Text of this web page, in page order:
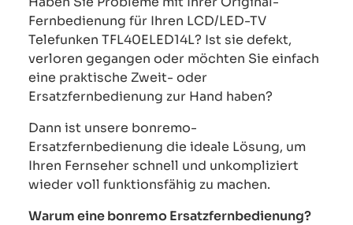
Fernbedienung für Ihren LCD/LED-TV
Telefunken TFL40ELED14L? Ist sie defekt,
verloren gegangen oder möchten Sie einfach
eine praktische Zweit- oder
Ersatzfernbedienung zur Hand haben?
Dann ist unsere bonremo-
Ersatzfernbedienung die ideale Lösung, um
Ihren Fernseher schnell und unkompliziert
wieder voll funktionsfähig zu machen.
Warum eine bonremo Ersatzfernbedienung?